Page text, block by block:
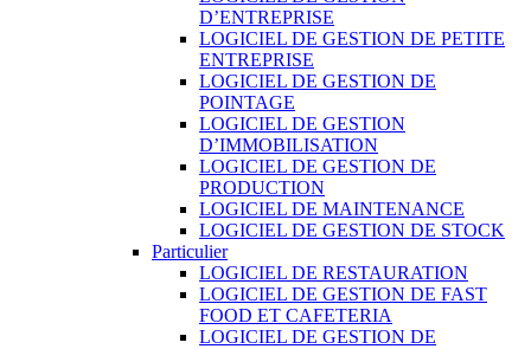
D’ENTREPRISE
LOGICIEL DE GESTION DE PETITE
ENTREPRISE
LOGICIEL DE GESTION DE
POINTAGE
LOGICIEL DE GESTION
D’IMMOBILISATION
LOGICIEL DE GESTION DE
PRODUCTION
LOGICIEL DE MAINTENANCE
LOGICIEL DE GESTION DE STOCK
Particulier
LOGICIEL DE RESTAURATION
LOGICIEL DE GESTION DE FAST
FOOD ET CAFETERIA
LOGICIEL DE GESTION DE